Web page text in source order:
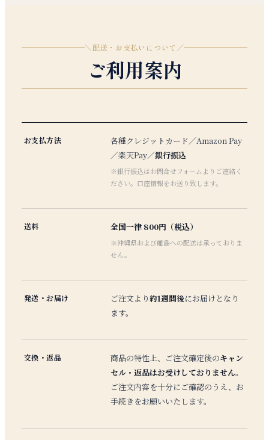
＼配送・お支払いについて ／
ご利用案内
お支払方法
各種クレジットカード／Amazon Pay
／楽天Pay／銀行振込
※銀行振込はお問合せフォームよりご連絡く
ださい。口座情報をお送り致します。
送料 全国一律 800円（税込）
※沖縄県および離島への配送は承っておりま
せん。
発送・お届け ご注文より約1週間後にお届けとなり
ます。
交換・返品 商品の特性上、ご注文確定後のキャン
セル・返品はお受けしておりません。
ご注文内容を十分にご確認のうえ、お
手続きをお願いいたします。